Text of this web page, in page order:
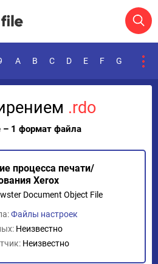
A B C D E F G
.rdo
– 1 формат файла
процесса печати/
Xerox
Document Object File
Файлы настроек
Неизвестно
Неизвестно